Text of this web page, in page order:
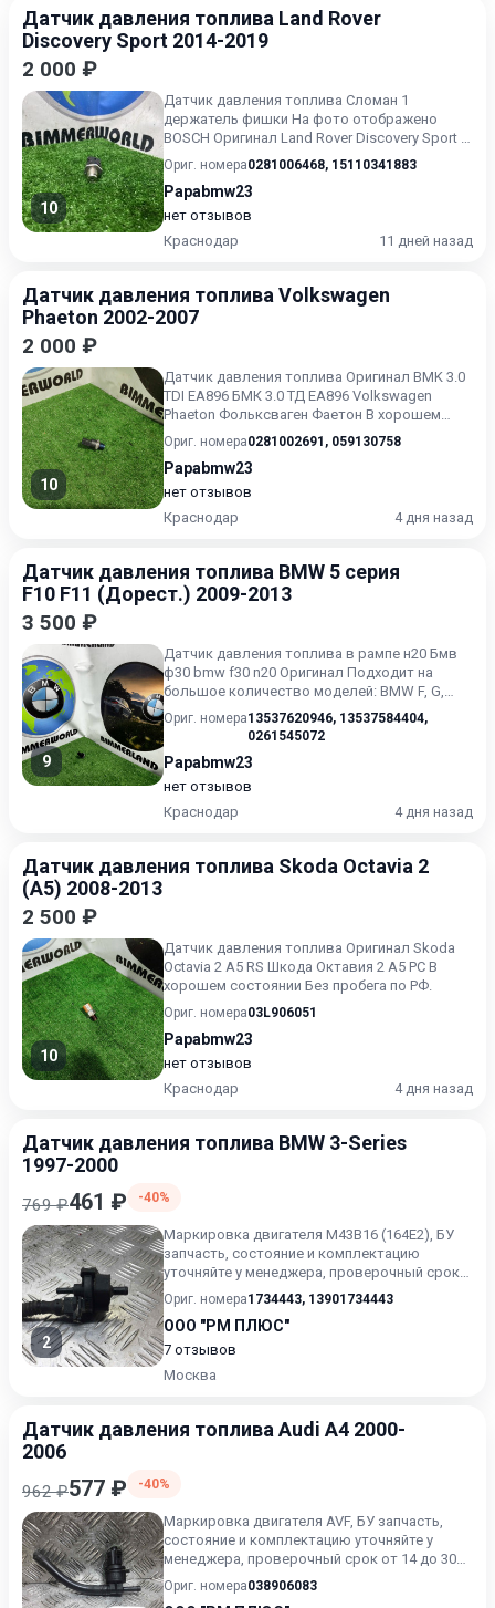
Датчик давления топлива Land Rover
Discovery Sport 2014-2019
2 000 ₽
10
Датчик давления топлива Сломан 1
держатель фишки На фото отображено
BOSCH Оригинал Land Rover Discovery Sport 1
L550 В хорошем состоянии Без...
Ориг. номера0281006468, 15110341883
Papabmw23
нет отзывов
Краснодар
11 дней назад
Датчик давления топлива Volkswagen
Phaeton 2002-2007
2 000 ₽
10
Датчик давления топлива Оригинал BMK 3.0
TDI EA896 БМК 3.0 ТД ЕА896 Volkswagen
Phaeton Фольксваген Фаетон В хорошем
состоянии Без пробега по...
Ориг. номера0281002691 , 059130758
Papabmw23
нет отзывов
Краснодар
4 дня назад
Датчик давления топлива BMW 5 серия
F10 F11 (Дорест.) 2009-2013
3 500 ₽
9
Датчик давления топлива в рампе н20 Бмв
ф30 bmw f30 n20 Оригинал Подходит на
большое количество моделей: BMW F, G,
E,серии MINI Более подроб...
Ориг. номера13537620946, 13537584404,
0261545072
Papabmw23
нет отзывов
Краснодар
4 дня назад
Датчик давления топлива Skoda Octavia 2
(A5) 2008-2013
2 500 ₽
10
Датчик давления топлива Оригинал Skoda
Octavia 2 A5 RS Шкода Октавия 2 А5 РС В
хорошем состоянии Без пробега по РФ.
Ориг. номера03L906051
Papabmw23
нет отзывов
Краснодар
4 дня назад
Датчик давления топлива BMW 3-Series
1997-2000
769 ₽461 ₽ -40%
2
Маркировка двигателя M43B16 (164E2), БУ
запчасть, состояние и комплектацию
уточняйте у менеджера, проверочный срок
от 14 до 30 дней.
Ориг. номера1734443, 13901734443
ООО "РМ ПЛЮС"
7 отзывов
Москва
Датчик давления топлива Audi A4 2000-
2006
962 ₽577 ₽ -40%
Маркировка двигателя AVF, БУ запчасть,
состояние и комплектацию уточняйте у
менеджера, проверочный срок от 14 до 30
дней.
Ориг. номера038906083